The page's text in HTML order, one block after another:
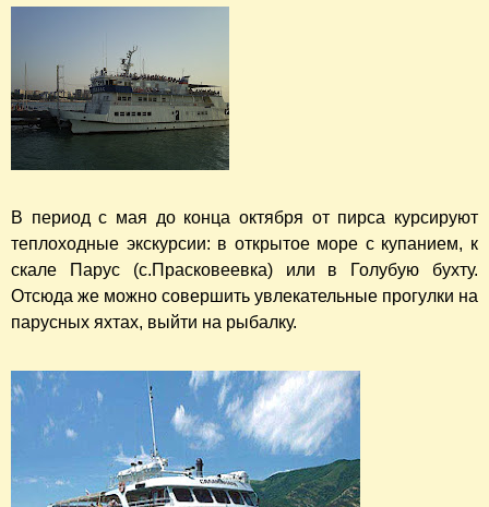
В период с мая до конца октября от пирса курсируют
теплоходные экскурсии: в открытое море с купанием, к
скале Парус (с.Прасковеевка) или в Голубую бухту.
Отсюда же можно совершить увлекательные прогулки на
парусных яхтах, выйти на рыбалку.